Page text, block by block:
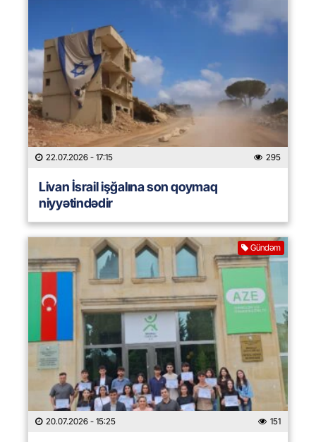
22.07.2026 - 17:15 295
Livan İsrail işğalına son qoymaq
niyyətindədir
Gündəm
20.07.2026 - 15:25 151